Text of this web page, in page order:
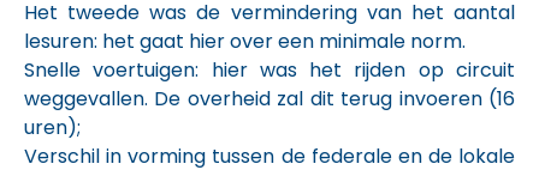
Het tweede was de vermindering van het aantal
lesuren: het gaat hier over een minimale norm.
Snelle voertuigen: hier was het rijden op circuit
weggevallen. De overheid zal dit terug invoeren (16
uren);
Verschil in vorming tussen de federale en de lokale